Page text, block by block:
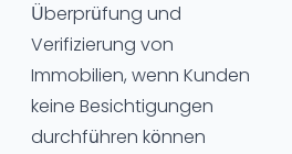
Überprüfung und
Verifizierung von
Immobilien, wenn Kunden
keine Besichtigungen
durchführen können